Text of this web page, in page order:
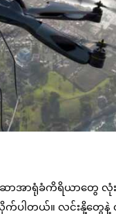
ာအာရုံခံကိရိယာတွေ
လိုက်ပါတယ်။ လင်းနို့တွ